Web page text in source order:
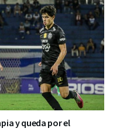
y queda por el